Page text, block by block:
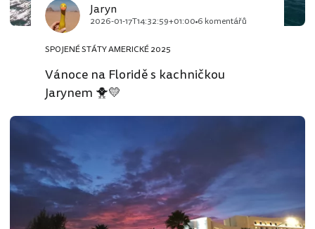
Jaryn
2026-01-17T14:32:59+01:00 6 komentářů
SPOJENÉ STÁTY AMERICKÉ 2025
Vánoce na Floridě s kachničkou
Jarynem 🐥💛